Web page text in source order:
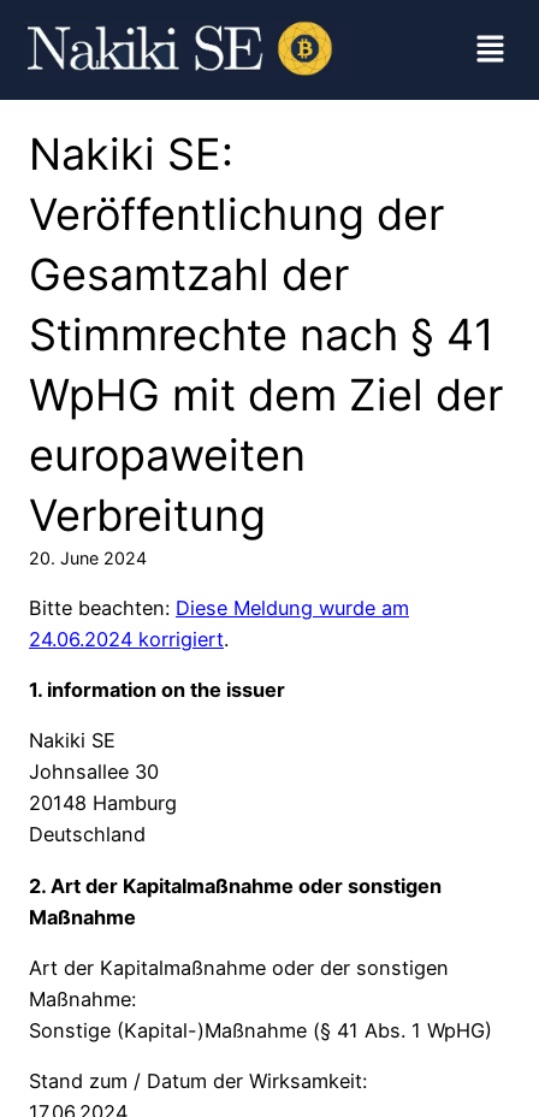
Nakiki SE:
Veröffentlichung der
Gesamtzahl der
Stimmrechte nach § 41
WpHG mit dem Ziel der
europaweiten
Verbreitung
20. June 2024
Bitte beachten: Diese Meldung wurde am
24.06.2024 korrigiert.
1. information on the issuer
Nakiki SE
Johnsallee 30
20148 Hamburg
Deutschland
2. Art der Kapitalmaßnahme oder sonstigen
Maßnahme
Art der Kapitalmaßnahme oder der sonstigen
Maßnahme:
Sonstige (Kapital-)Maßnahme (§ 41 Abs. 1 WpHG)
Stand zum / Datum der Wirksamkeit: